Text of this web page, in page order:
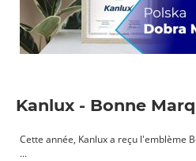
Kanlux - Bonne
Cette année, Kanlux a reçu l'emblème
...